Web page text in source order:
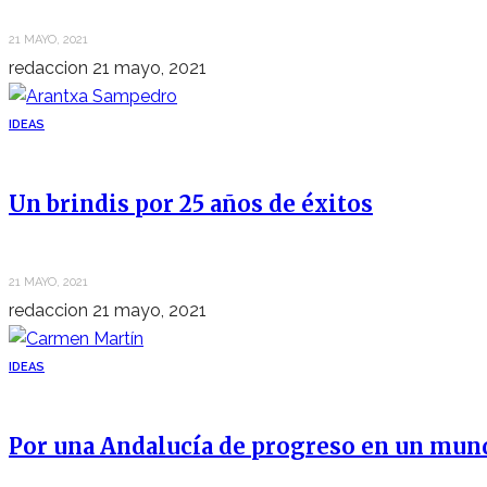
21 MAYO, 2021
redaccion 21 mayo, 2021
IDEAS
Un brindis por 25 años de éxitos
21 MAYO, 2021
redaccion 21 mayo, 2021
IDEAS
Por una Andalucía de progreso en un